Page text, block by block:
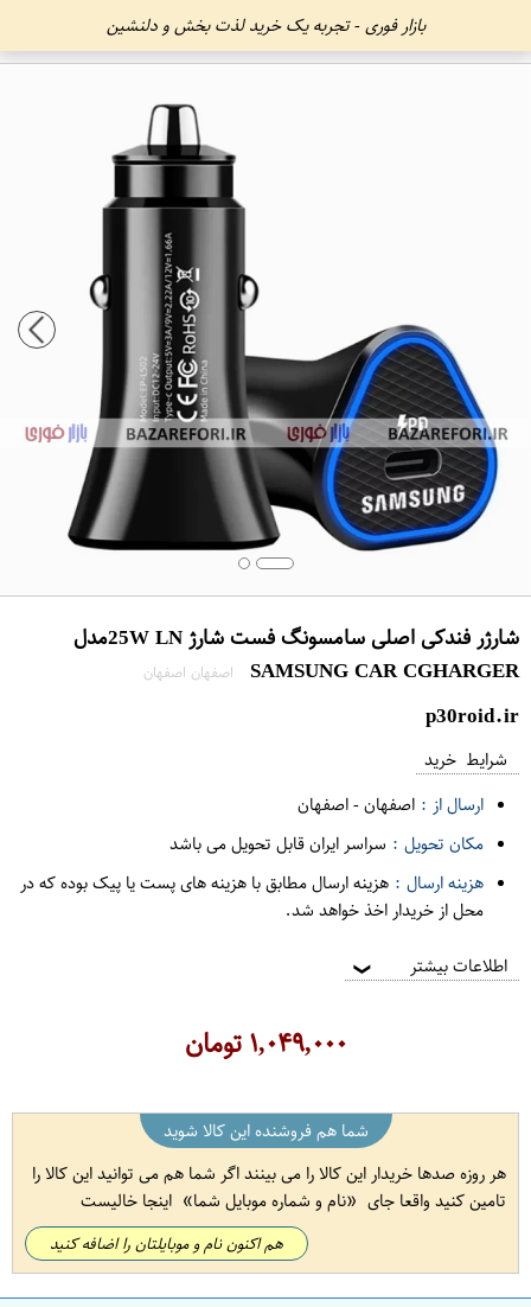
بازار فوری - تجربه یک خرید لذت بخش و دلنشین
شارژر فندکی اصلی سامسونگ فست شارژ 25W LNمدل
SAMSUNG CAR CGHARGER
اصفهان اصفهان
p30roid.ir
شرایط خرید
ارسال از : اصفهان-اصفهان
مکان تحویل : سراسر ایران قابل تحویل می باشد
هزینه ارسال : هزینه ارسال مطابق با هزینه های پست یا پیک بوده که در
محل از خریدار اخذ خواهد شد.
اطلاعات بیشتر ❯
۱,۰۴۹,۰۰۰تومان
شما هم فروشنده این کالا شوید
هر روزه صدها خریدار این کالا را می بینند اگر شما هم می توانید این کالا را
تامین کنید واقعا جای
نام و شماره موبایل شما اینجا خالیست
هم اکنون نام و موبایلتان را اضافه کنید